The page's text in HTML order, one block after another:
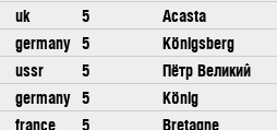
uk 5 Acasta
germany 5 Königsberg
ussr 5 Пётр Великий
germany 5 König
france 5 Bretagne